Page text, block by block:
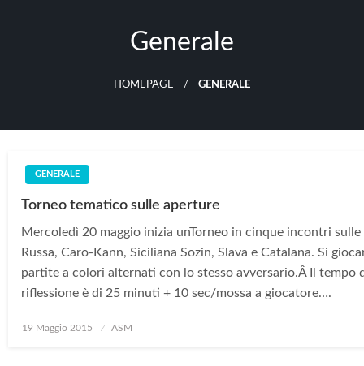
Generale
HOMEPAGE GENERALE
GENERALE
Torneo tematico sulle aperture
Mercoledì 20 maggio inizia unTorneo in cinque incontri
Russa, Caro-Kann, Siciliana Sozin, Slava e Catalana. Si
partite a colori alternati con lo stesso avversario.Â Il tempo
riflessione è di 25 minuti + 10 sec/mossa a giocatore….
Posted
19 Maggio 2015 ASM